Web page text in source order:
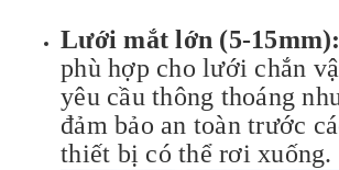
Lưới mắt lớn (5-15mm):
phù hợp cho lưới chắn
yêu cầu thông thoáng
đảm bảo an toàn trước
thiết bị có thể rơi xuống.